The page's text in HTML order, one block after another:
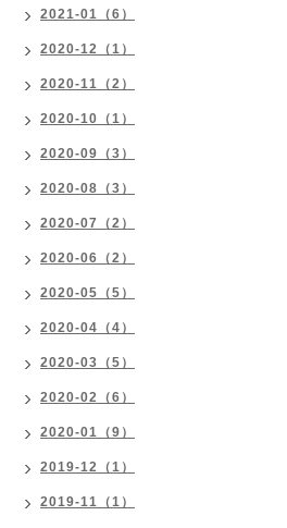
2021-01（6）
2020-12（1）
2020-11（2）
2020-10（1）
2020-09（3）
2020-08（3）
2020-07（2）
2020-06（2）
2020-05（5）
2020-04（4）
2020-03（5）
2020-02（6）
2020-01（9）
2019-12（1）
2019-11（1）